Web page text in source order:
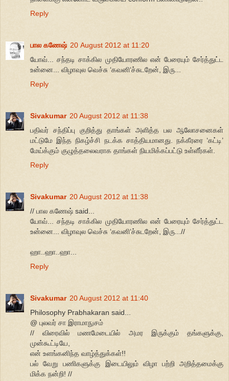
Reply
பால கணேஷ் 20 August 2012 at 11:20
யோவ்... சந்தடி சாக்கில முதியோரணில என் பேரையும் சேர்த்துட்ட
உன்னை... விழாவுல வெச்சு ‘கவனி‘ச்சுடறேன், இரு...
Reply
Sivakumar 20 August 2012 at 11:38
பதிவர் சந்திப்பு குறித்து தாங்கள் அளித்த பல ஆலோசனைகள்
மட்டுமே இந்த நிகழ்ச்சி நடக்க சாத்தியமானது. நக்கீரரை ‘கட்டி’
மேய்க்கும் குழுத்தலைவராக தாங்கள் நியமிக்கப்பட்டு உள்ளீர்கள்.
Reply
Sivakumar 20 August 2012 at 11:38
// பால கணேஷ் said...
யோவ்... சந்தடி சாக்கில முதியோரணில என் பேரையும் சேர்த்துட்ட
உன்னை... விழாவுல வெச்சு ‘கவனி‘ச்சுடறேன், இரு...//
ஹா..ஹா..ஹா...
Reply
Sivakumar 20 August 2012 at 11:40
Philosophy Prabhakaran said...
@ புலவர் சா இராமாநுசம்
// விரைவில் மணமேடையில் அமர இருக்கும் தங்களுக்கு,
முன்கூட்டியே,
என் உளங்கனிந்த வாழ்த்துக்கள்!!
பல் வேறு பணிகளுக்கு இடையிலும் விழா பற்றி அறித்தமைக்கு
மிக்க நன்றி! //